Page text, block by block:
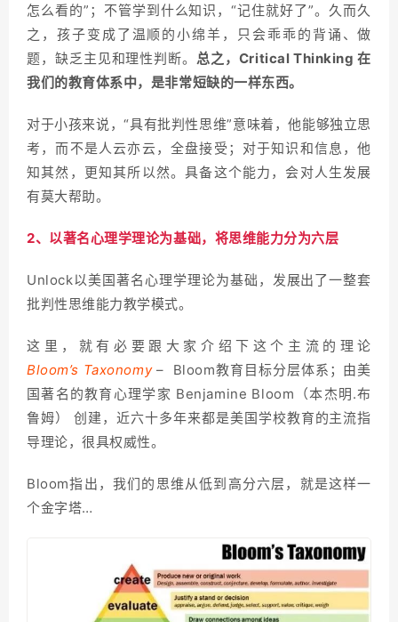
怎么看的”；不管学到什么知识，“记住就好了”。久而久
之，孩子变成了温顺的小绵羊，只会乖乖的背诵、做
题，缺乏主见和理性判断。 总之，Critical Thinking 在
我们的教育体系中，是非常短缺的一样东西。
对于小孩来说，“具有批判性思维”意味着，他能够独立思
考，而不是人云亦云，全盘接受；对于知识和信息，他
知其然，更知其所以然。具备这个能力，会对人生发展
有莫大帮助。
2、以著名心理学理论为基础，将思维能力分为六层
Unlock以美国著名心理学理论为基础，发展出了一整套
批判性思维能力教学模式。
这里，就有必要跟大家介绍下这个主流的理论
Bloom’s Taxonomy – Bloom教育目标分层体系；由美
国著名的教育心理学家 Benjamine Bloom（本杰明.布
鲁姆） 创建，近六十多年来都是美国学校教育的主流指
导理论，很具权威性。
Bloom指出，我们的思维从低到高分六层，就是这样一
个金字塔…